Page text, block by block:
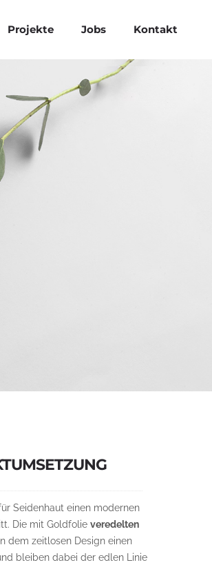
Projekte Jobs Kontakt
Seidenhaut einen modernen
Die mit Goldfolie veredelten
dem zeitlosen Design einen
bleiben dabei der edlen Linie